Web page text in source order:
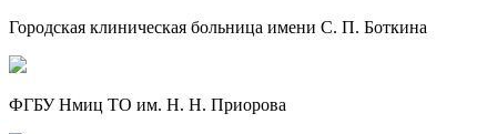
Городская клиническая больница имени С. П. Боткина
ФГБУ Нмиц ТО им. Н. Н. Приорова